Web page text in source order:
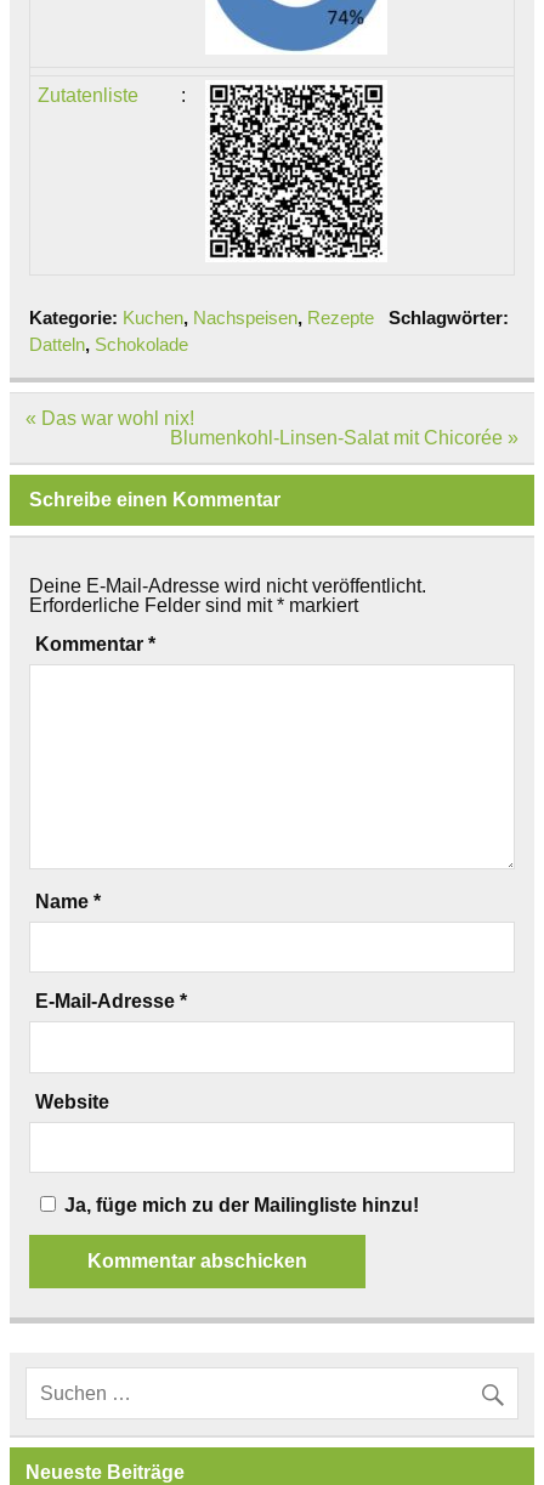
Zutatenliste :
Kategorie: Kuchen, Nachspeisen, Rezepte
Schlagwörter:
Datteln, Schokolade
Beitragsnavigation
« Das war wohl nix!
Blumenkohl-Linsen-Salat mit Chicorée »
Schreibe einen Kommentar
Deine E-Mail-Adresse wird nicht veröffentlicht.
Erforderliche Felder sind mit* markiert
Kommentar *
Name *
E-Mail-Adresse *
Website
Ja, füge mich zu der Mailingliste hinzu!
Neueste Beiträge